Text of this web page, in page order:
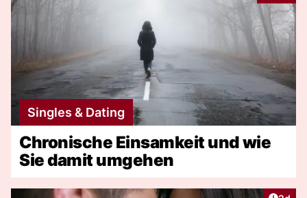
Singles & Dating
Chronische Einsamkeit und wie
Sie damit umgehen